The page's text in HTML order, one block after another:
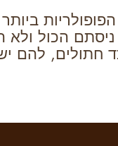
הכול
חתולים, להם יש